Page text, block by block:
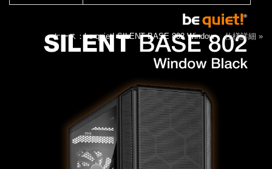
ケース：be quiet! SILENT BASE 802 Window仕様詳細 »